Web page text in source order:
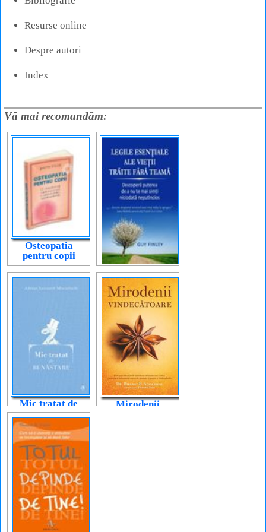
Resurse online
Despre autori
Index
Vă mai recomandăm:
Osteopatia
pentru copii
Legile esențiale
ale vieții trăite
fără teamă
Mic tratat de
bunăstare
Mirodenii